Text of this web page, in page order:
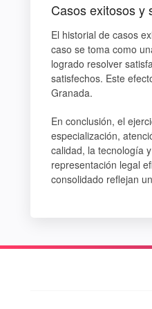
Casos exitosos y
El historial de casos
caso se toma como
logrado resolver
satisfechos. Este
Granada.
En conclusión, el
especialización,
calidad, la tecnología
representación legal
consolidado reflejan